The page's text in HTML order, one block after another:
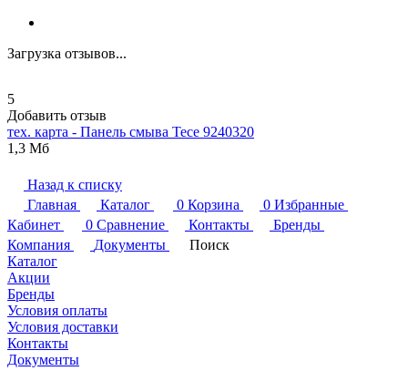
Загрузка отзывов...
5
Добавить отзыв
тех. карта - Панель смыва Tece 9240320
1,3 Мб
Назад к списку
Главная
Каталог 0 Корзина 0 Избранные
Кабинет
0 Сравнение Контакты
Бренды
Компания
Документы
Поиск
Каталог
Акции
Бренды
Условия оплаты
Условия доставки
Контакты
Документы